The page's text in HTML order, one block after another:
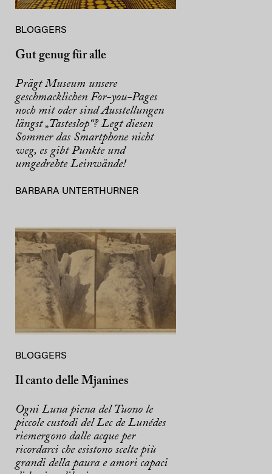
BLOGGERS
Gut genug für alle
Prägt Museum unsere
geschmacklichen For-you-Pages
noch mit oder sind Ausstellungen
längst „Tasteslop“? Legt diesen
Sommer das Smartphone nicht
weg, es gibt Punkte und
umgedrehte Leinwände!
BARBARA UNTERTHURNER
BLOGGERS
Il canto delle Mjanines
Ogni Luna piena del Tuono le
piccole custodi del Lec de Lunédes
riemergono dalle acque per
ricordarci che esistono scelte più
grandi della paura e amori capaci